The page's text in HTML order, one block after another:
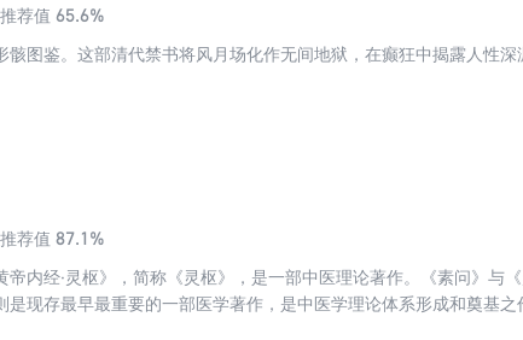
推荐值 65.6%
骸图鉴。这部清代禁书将风月场化作无间地狱，在癫狂中揭露人性深
推荐值 87.1%
帝内经·灵枢》，简称《灵枢》，是一部中医理论著作。《素问》与
是现存最早最重要的一部医学著作，是中医学理论体系形成和奠基之